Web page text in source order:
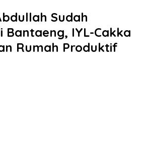
Sudah
Bantaeng, IYL-Cakka
Rumah Produktif